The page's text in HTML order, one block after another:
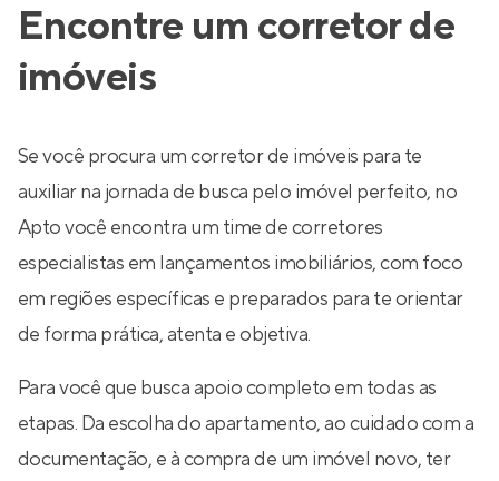
Encontre um corretor de
imóveis
Se você procura um corretor de imóveis para te
auxiliar na jornada de busca pelo imóvel perfeito, no
Apto você encontra um time de corretores
especialistas em lançamentos imobiliários, com foco
em regiões específicas e preparados para te orientar
de forma prática, atenta e objetiva.
Para você que busca apoio completo em todas as
etapas. Da escolha do apartamento, ao cuidado com a
documentação, e à compra de um imóvel novo, ter